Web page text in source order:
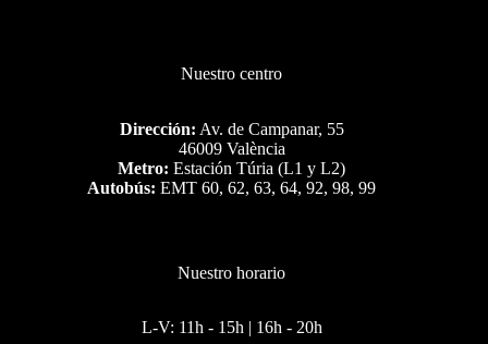
Nuestro centro
Dirección: Av. de Campanar, 55
46009 València
Metro: Estación Túria (L1 y L2)
Autobús: EMT 60, 62, 63, 64, 92, 98, 99
Nuestro horario
L-V: 11h - 15h | 16h - 20h